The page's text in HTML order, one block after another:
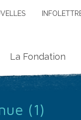
La Fondation
(1)